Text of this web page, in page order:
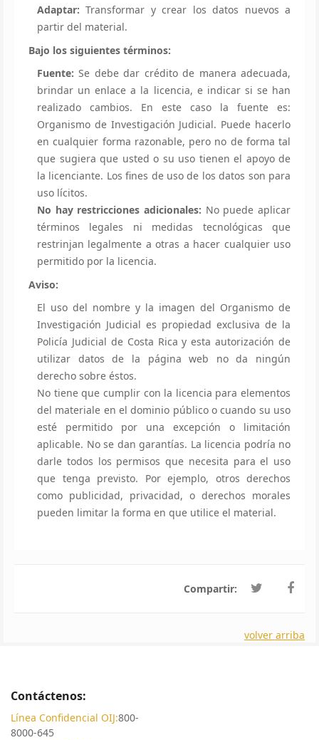
Adaptar: Transformar y crear los datos nuevos a
partir del material.
Bajo los siguientes términos:
Fuente: Se debe dar crédito de manera adecuada,
brindar un enlace a la licencia, e indicar si se han
realizado cambios. En este caso la fuente es:
Organismo de Investigación Judicial. Puede hacerlo
en cualquier forma razonable, pero no de forma tal
que sugiera que usted o su uso tienen el apoyo de
la licenciante. Los fines de uso de los datos son para
uso lícitos.
No hay restricciones adicionales: No puede aplicar
términos legales ni medidas tecnológicas que
restrinjan legalmente a otras a hacer cualquier uso
permitido por la licencia.
Aviso:
El uso del nombre y la imagen del Organismo de
Investigación Judicial es propiedad exclusiva de la
Policía Judicial de Costa Rica y esta autorización de
utilizar datos de la página web no da ningún
derecho sobre éstos.
No tiene que cumplir con la licencia para elementos
del materiale en el dominio público o cuando su uso
esté permitido por una excepción o limitación
aplicable. No se dan garantías. La licencia podría no
darle todos los permisos que necesita para el uso
que tenga previsto. Por ejemplo, otros derechos
como publicidad, privacidad, o derechos morales
pueden limitar la forma en que utilice el material.
Compartir:
volver arriba
Contáctenos:
Línea Confidencial OIJ:800-
8000-645